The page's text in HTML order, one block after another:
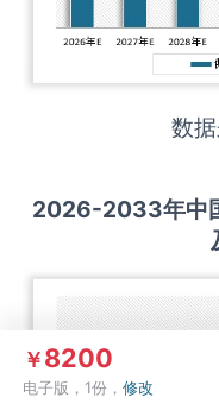
数
2026-2033年中
￥8200
电子版，1份，修改